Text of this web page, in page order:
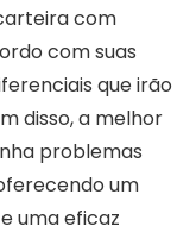
com
com suas
que irão
disso, a melhor
problemas
um
uma eficaz